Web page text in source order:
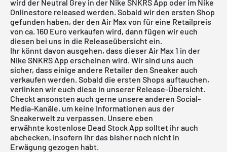
wird der Neutral Grey in der Nike SNKRS App oder im Nike
Onlinestore released werden. Sobald wir den ersten Shop
gefunden haben, der den Air Max von für eine Retailpreis
von ca. 160 Euro verkaufen wird, dann fügen wir euch
diesen bei uns in die Releaseübersicht ein.
Ihr könnt davon ausgehen, dass dieser Air Max 1 in der
Nike SNKRS App erscheinen wird. Wir sind uns auch
sicher, dass einige andere Retailer den Sneaker auch
verkaufen werden. Sobald die ersten Shops auftauchen,
verlinken wir euch diese in unserer Release-Übersicht.
Checkt ansonsten auch gerne unsere anderen Social-
Media-Kanäle, um keine Informationen aus der
Sneakerwelt zu verpassen. Unsere eben
erwähnte kostenlose Dead Stock App solltet ihr auch
abchecken, insofern ihr das bisher noch nicht in
Erwägung gezogen habt.